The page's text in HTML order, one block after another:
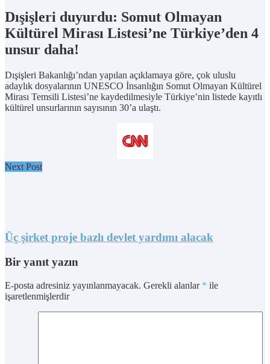
Dışişleri duyurdu: Somut Olmayan
Kültürel Mirası Listesi’ne Türkiye’den 4
unsur daha!
Dışişleri Bakanlığı’ndan yapılan açıklamaya göre, çok uluslu
adaylık dosyalarının UNESCO İnsanlığın Somut Olmayan Kültürel
Mirası Temsili Listesi’ne kaydedilmesiyle Türkiye’nin listede kayıtlı
kültürel unsurlarının sayısının 30’a ulaştı.
Next Post
Üç şirket proje bazlı devlet yardımı alacak
Bir yanıt yazın
E-posta adresiniz yayınlanmayacak. Gerekli alanlar * ile
işaretlenmişlerdir